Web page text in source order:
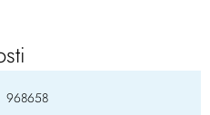
968658